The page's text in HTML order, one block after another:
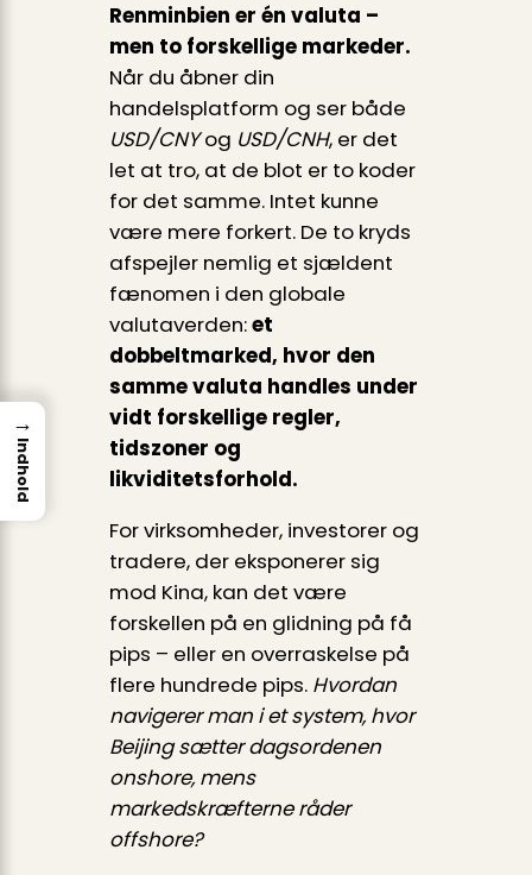
Renminbien er én valuta –
men to forskellige markeder.
Når du åbner din
handelsplatform og ser både
USD/CNYog USD/CNH, er det
let at tro, at de blot er to koder
for det samme. Intet kunne
være mere forkert. De to kryds
afspejler nemlig et sjældent
fænomen i den globale
valutaverden:et
dobbeltmarked, hvor den
samme valuta handles under
vidt forskellige regler,
tidszoner og
likviditetsforhold.
For virksomheder, investorer og
tradere, der eksponerer sig
mod Kina, kan det være
forskellen på en glidning på få
pips – eller en overraskelse på
flere hundrede pips. Hvordan
navigerer man i et system, hvor
Beijing sætter dagsordenen
onshore, mens
markedskræfterne råder
offshore?
→
Indhold